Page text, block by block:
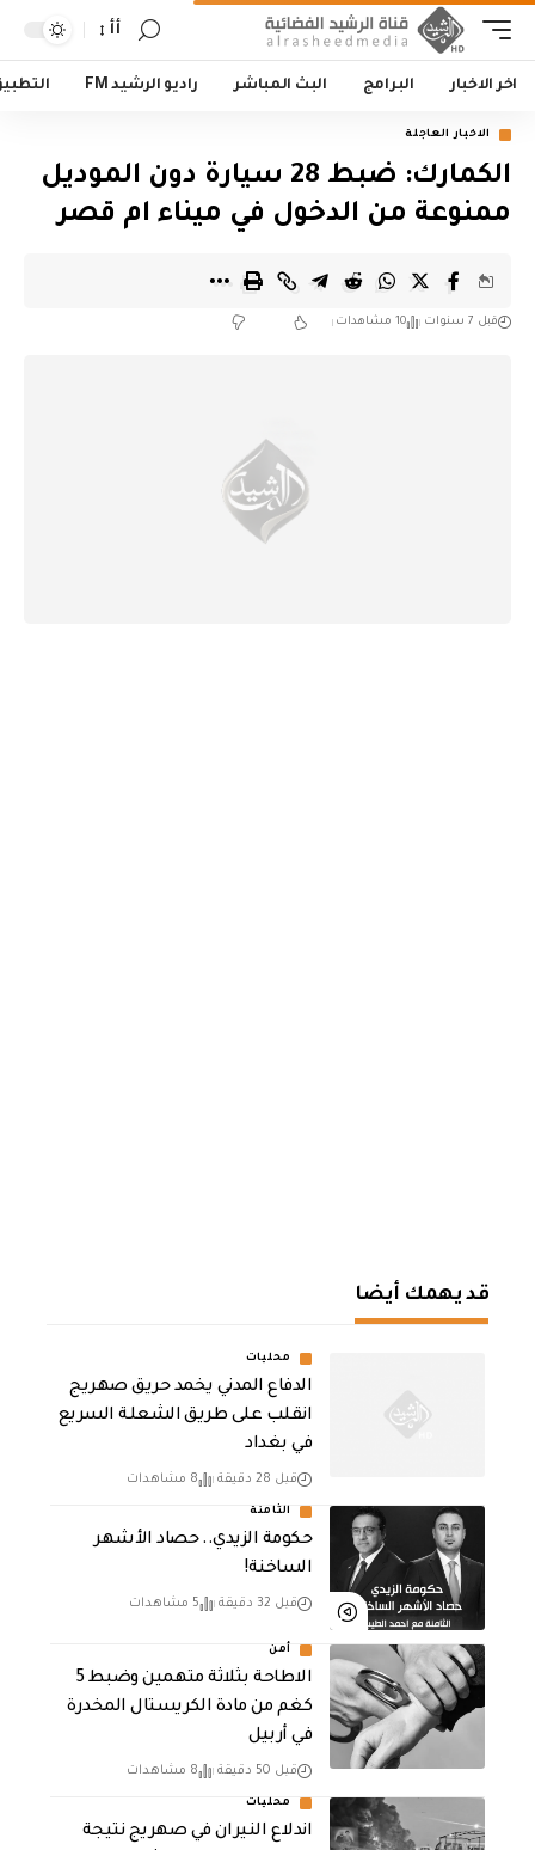
أأ
اخر الاخبار البرامج البث المباشر راديو الرشيد FM
الاخبار العاجلة
الكمارك: ضبط 28 سيارة دون الموديل
ممنوعة من الدخول في ميناء ام قصر
قبل 7 سنوات 10 مشاهدات
قد يهمك أيضا
محليات
الدفاع المدني يخمد حريق صهريج
انقلب على طريق الشعلة السريع
في بغداد
قبل 28 دقيقة 8 مشاهدات
الثامنة
حكومة الزيدي.. حصاد الأشهر
الساخنة!
قبل 32 دقيقة 5 مشاهدات
أمن
الاطاحة بثلاثة متهمين وضبط 5
كغم من مادة الكريستال المخدرة ​
في أربيل
قبل 50 دقيقة 8 مشاهدات
محليات
اندلاع النيران في صهريج نتيجة